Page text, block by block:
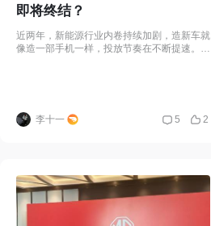
即将终结？
近两年，新能源行业内卷持续加剧，造新车就
像造一部手机一样，投放节奏在不断提速。据
李十一 5 2